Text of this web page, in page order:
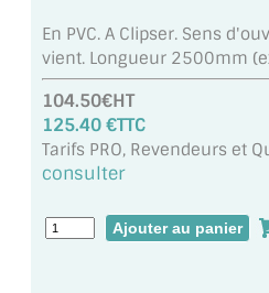
LOTS DE MIROIRS EN
MIROIR POUR PORTE
MIROIR DE SALLE DE BAIN
MIROIR PAROI DE DOUCHE
MIROIR POUR SALLE DE
En PVC. A Clipser. Sens
vient. Longueur 2500mm
104.50€HT
125.40 €TTC
Tarifs PRO, Revendeurs et
consulter